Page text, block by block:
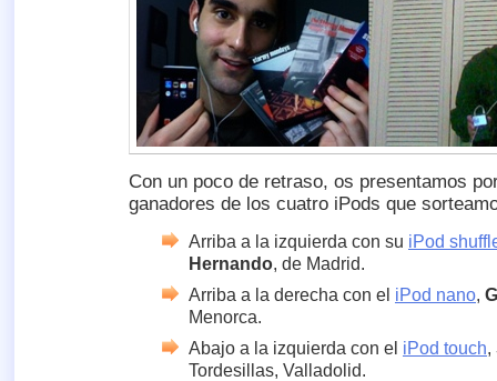
Con un poco de retraso, os presentamos
ganadores de los cuatro iPods que
Arriba a la izquierda con su iPod
Hernando, de Madrid.
Arriba a la derecha con el iPod nano,
Menorca.
Abajo a la izquierda con el iPod touch,
Tordesillas, Valladolid.